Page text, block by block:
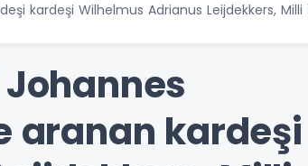
kardeşi Wilhelmus Adrianus Leijdekkers,
aranan kardeşi